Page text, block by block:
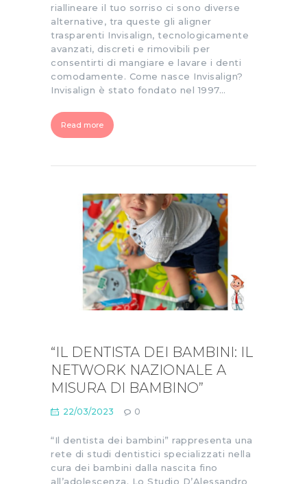
riallineare il tuo sorriso ci sono diverse
alternative, tra queste gli aligner
trasparenti Invisalign, tecnologicamente
avanzati, discreti e rimovibili per
consentirti di mangiare e lavare i denti
comodamente. Come nasce Invisalign?
Invisalign è stato fondato nel 1997…
Read more
“IL DENTISTA DEI BAMBINI: IL
NETWORK NAZIONALE A
MISURA DI BAMBINO”
22/03/2023 0
“Il dentista dei bambini” rappresenta una
rete di studi dentistici specializzati nella
cura dei bambini dalla nascita fino
all’adolescenza. Lo Studio D’Alessandro